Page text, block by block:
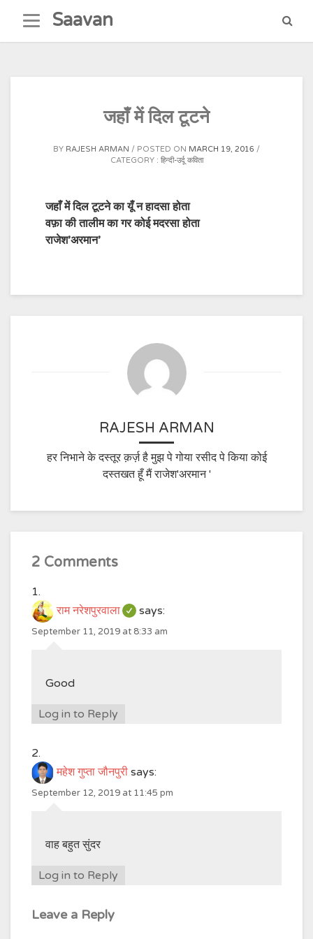
content
Saavan
जहाँ में दिल टूटने
BY RAJESH ARMAN POSTED ON MARCH 19, 2016
CATEGORY : हिन्दी-उर्दू कविता
जहाँ में दिल टूटने का यूँ न हादसा होता
वफ़ा की तालीम का गर कोई मदरसा होता
राजेश’अरमान’
RAJESH ARMAN
हर निभाने के दस्तूर क़र्ज़ है मुझ पे गोया रसीद पे किया कोई
दस्तखत हूँ मैं राजेश'अरमान '
2 Comments
राम नरेशपुरवाला says:
September 11, 2019 at 8:33 am
Good
Log in to Reply
महेश गुप्ता जौनपुरी says:
September 12, 2019 at 11:45 pm
वाह बहुत सुंदर
Log in to Reply
Leave a Reply